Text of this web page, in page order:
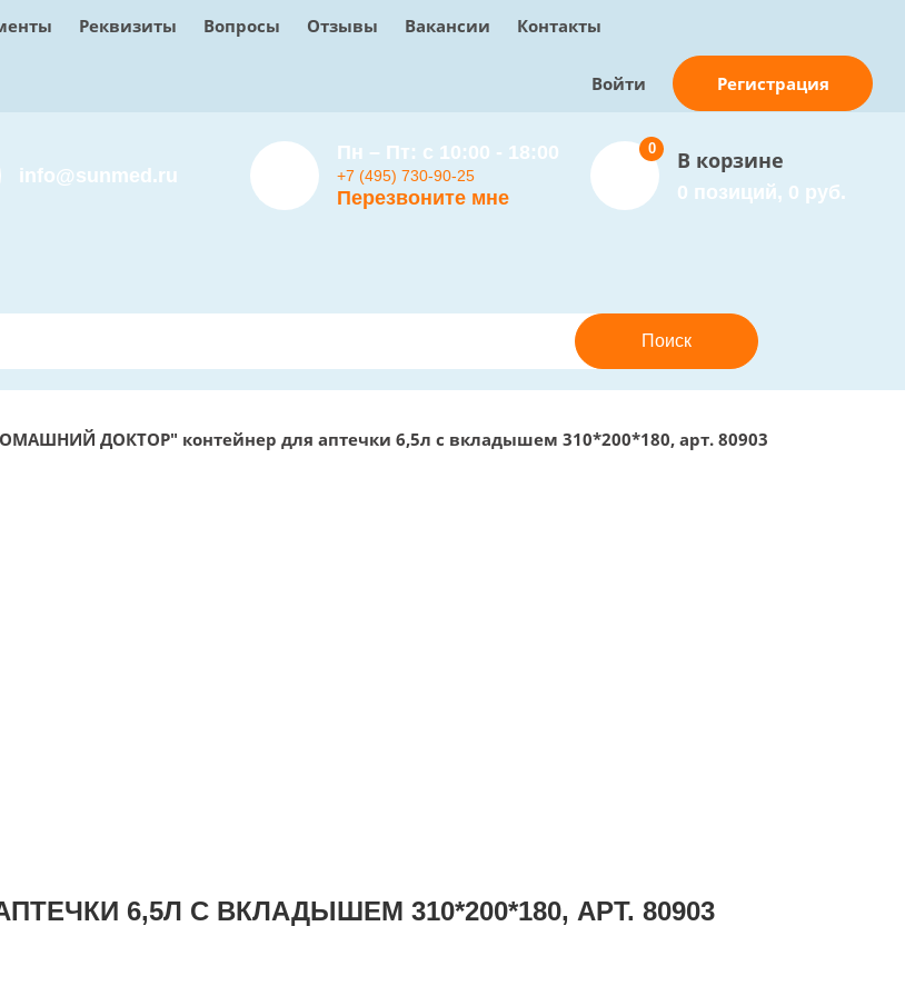
Реквизиты Вопросы Отзывы Вакансии Контакты
Войти Регистрация
info@sunmed.ru
Пн – Пт: с 10:00 - 18:00
+7 (495) 730-90-25
Перезвоните мне
В корзине
0 позиций, 0 руб.
0
ДОКТОР" контейнер для аптечки 6,5л с вкладышем 310*200*180, арт. 80903
6,5Л С ВКЛАДЫШЕМ 310*200*180, АРТ. 80903